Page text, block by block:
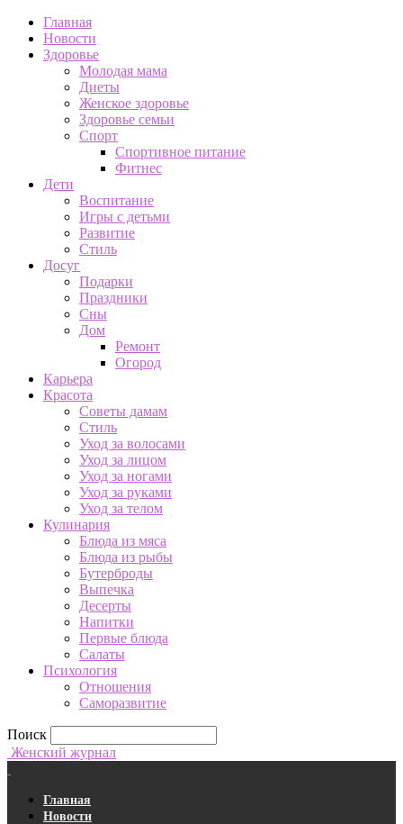
Главная
Новости
Здоровье
Молодая мама
Диеты
Женское здоровье
Здоровье семьи
Спорт
Спортивное питание
Фитнес
Дети
Воспитание
Игры с детьми
Развитие
Стиль
Досуг
Подарки
Праздники
Сны
Дом
Ремонт
Огород
Карьера
Красота
Советы дамам
Стиль
Уход за волосами
Уход за лицом
Уход за ногами
Уход за руками
Уход за телом
Кулинария
Блюда из мяса
Блюда из рыбы
Бутерброды
Выпечка
Десерты
Напитки
Первые блюда
Салаты
Психология
Отношения
Саморазвитие
Поиск
Женский журнал
Главная
Новости